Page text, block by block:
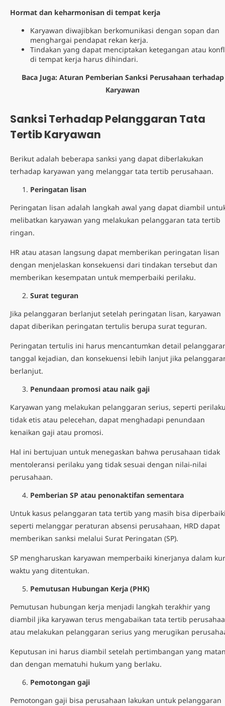
Hormat dan keharmonisan di tempat kerja
Karyawan diwajibkan berkomunikasi dengan sopan dan
menghargai pendapat rekan kerja.
Tindakan yang dapat menciptakan ketegangan atau
di tempat kerja harus dihindari.
Baca Juga: Aturan Pemberian Sanksi Perusahaan terhadap
Karyawan
Sanksi Terhadap Pelanggaran Tata
Tertib Karyawan
Berikut adalah beberapa sanksi yang dapat diberlakukan
terhadap karyawan yang melanggar tata tertib perusahaan.
Peringatan lisan
Peringatan lisan adalah langkah awal yang dapat diambil
melibatkan karyawan yang melakukan pelanggaran tata tertib
ringan.
HR atau atasan langsung dapat memberikan peringatan lisan
dengan menjelaskan konsekuensi dari tindakan tersebut dan
memberikan kesempatan untuk memperbaiki perilaku.
Surat teguran
Jika pelanggaran berlanjut setelah peringatan lisan, karyawan
dapat diberikan peringatan tertulis berupa surat teguran.
Peringatan tertulis ini harus mencantumkan detail
tanggal kejadian, dan konsekuensi lebih lanjut jika
berlanjut.
Penundaan promosi atau naik gaji
Karyawan yang melakukan pelanggaran serius, seperti
tidak etis atau pelecehan, dapat menghadapi penundaan
kenaikan gaji atau promosi.
Hal ini bertujuan untuk menegaskan bahwa perusahaan tidak
mentoleransi perilaku yang tidak sesuai dengan nilai-nilai
perusahaan.
Pemberian SP atau penonaktifan sementara
Untuk kasus pelanggaran tata tertib yang masih bisa
seperti melanggar peraturan absensi perusahaan, HRD dapat
memberikan sanksi melalui Surat Peringatan (SP).
SP mengharuskan karyawan memperbaiki kinerjanya dalam
waktu yang ditentukan.
Pemutusan Hubungan Kerja (PHK)
Pemutusan hubungan kerja menjadi langkah terakhir yang
diambil jika karyawan terus mengabaikan tata tertib
atau melakukan pelanggaran serius yang merugikan
Keputusan ini harus diambil setelah pertimbangan yang
dan dengan mematuhi hukum yang berlaku.
Pemotongan gaji
Pemotongan gaji bisa perusahaan lakukan untuk pelanggaran